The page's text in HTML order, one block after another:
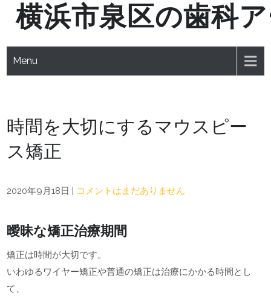
Skip横浜市泉区の歯科
Menu
時間を大切にするマウスピー
ス矯正
2020年9月18日 | コメントはまだありません
曖昧な矯正治療期間
矯正は時間が大切です。
いわゆるワイヤー矯正や普通の矯正は治療にかかる時間とし
て、